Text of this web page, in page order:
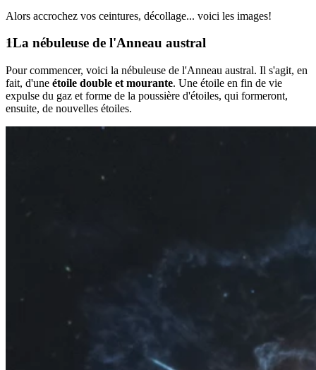
Alors accrochez vos ceintures, décollage... voici les images!
La nébuleuse de l'Anneau austral
Pour commencer, voici la nébuleuse de l'Anneau austral. Il s'agit, en
fait, d'une étoile double et mourante. Une étoile en fin de vie
expulse du gaz et forme de la poussière d'étoiles, qui formeront,
ensuite, de nouvelles étoiles.